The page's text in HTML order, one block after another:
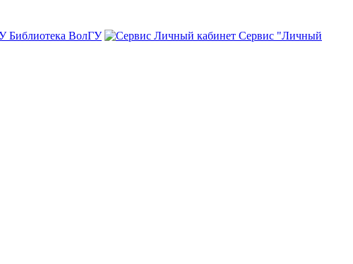
Библиотека ВолГУ
Сервис "Личный